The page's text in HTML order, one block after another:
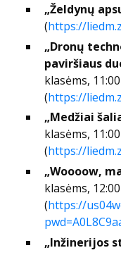
„Želdynų
(https://
„Dronų
paviršiaus
klasėms,
(https://
„Medžiai
klasėms,
(https://
„Woooow,
klasėms,
(https://
„Inžinerijos